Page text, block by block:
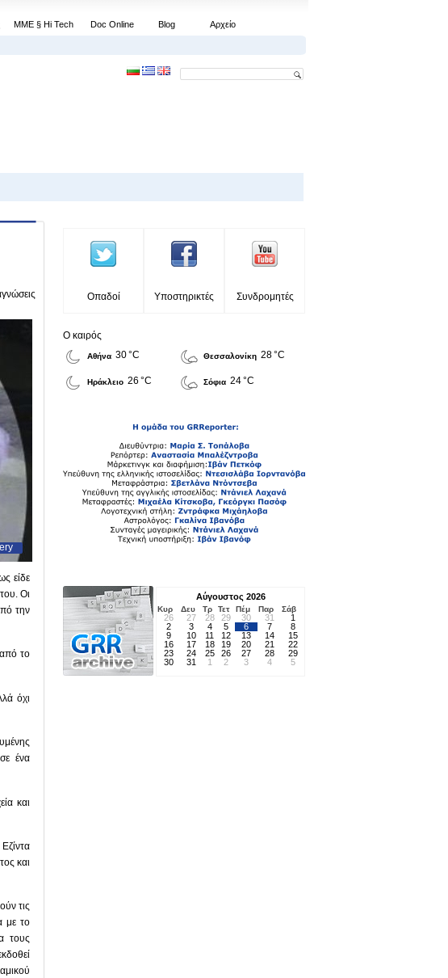
МΜΕ § Hi Tech Doc Online Blog Αρχείο
είδε
Οι
την
το
όχι
ένα
και
και
τις
με το
τους
Οπαδοί Υποστηρικτές Συνδρομητές
Ο καιρός
Αθήνα 30 °C Θεσσαλονίκη 28 °C
Ηράκλειο 26 °C Σόφια 24 °C
Αύγουστος 2026
Κυρ Δευ Τρ Τετ Πέμ Παρ Σάβ
26 27 28 29 30 31
1
2
3 4 5 6 7
8
9
10 11 12 13 14
15
16
17 18 19 20 21
22
23
24 25 26 27 28
29
30
31 1 2 3 4 5